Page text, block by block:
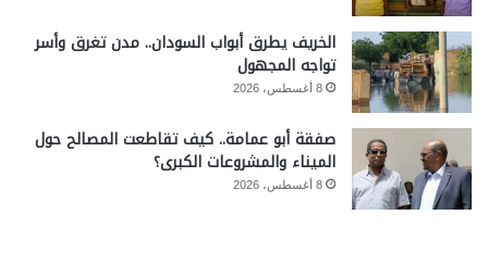
الخريف يطرق أبواب السودان.. مدن تغرق وأسر
تواجه المجهول
8 أغسطس، 2026
صفقة أبو عمامة.. كيف تقاطعت المصالح حول
الميناء والمشروعات الكبرى؟
8 أغسطس، 2026